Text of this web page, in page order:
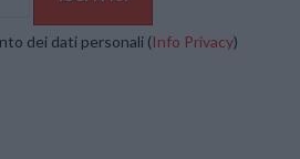
dei dati personali (Info Privacy)